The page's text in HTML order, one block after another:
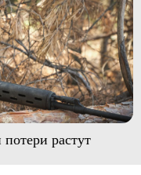
растут